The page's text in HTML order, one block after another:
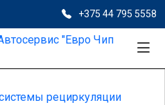
+375 44 795 5558
рециркуляции